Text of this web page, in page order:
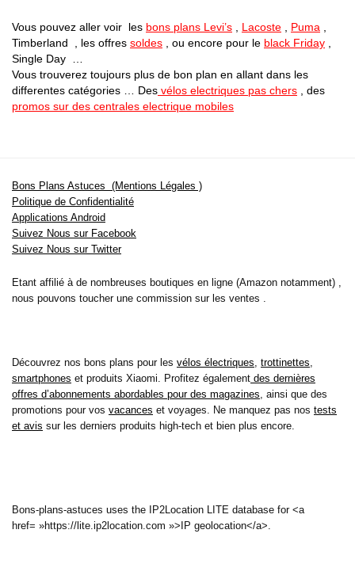
Vous pouvez aller voir les bons plans Levi’s Lacoste Puma
Timberland , les offres soldes , ou encore pour le black Friday
Single Day …
Vous trouverez toujours plus de bon plan en allant dans les
differentes catégories … Des vélos electriques pas chers , des
promos sur des centrales electrique mobiles
Bons Plans Astuces (Mentions Légales )
Politique de Confidentialité
Applications Android
Suivez Nous sur Facebook
Suivez Nous sur Twitter
Etant affilié à de nombreuses boutiques en ligne (Amazon notamment) ,
nous pouvons toucher une commission sur les ventes .
Découvrez nos bons plans pour les vélos électriques trottinettes
smartphones et produits Xiaomi. Profitez également des dernières
offres d’abonnements abordables pour des magazines , ainsi que des
promotions pour vos vacances et voyages. Ne manquez pas nos tests
et avis sur les derniers produits high-tech et bien plus encore.
Bons-plans-astuces uses the IP2Location LITE database for <a
href= »https://lite.ip2location.com »>IP geolocation</a>.